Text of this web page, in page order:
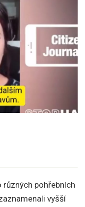
různých pohřebních
vyšší